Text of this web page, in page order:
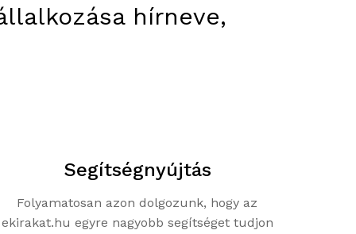
hírneve,
Segítségnyújtás
Folyamatosan azon dolgozunk, hogy az
ekirakat.hu egyre nagyobb segítséget tudjon